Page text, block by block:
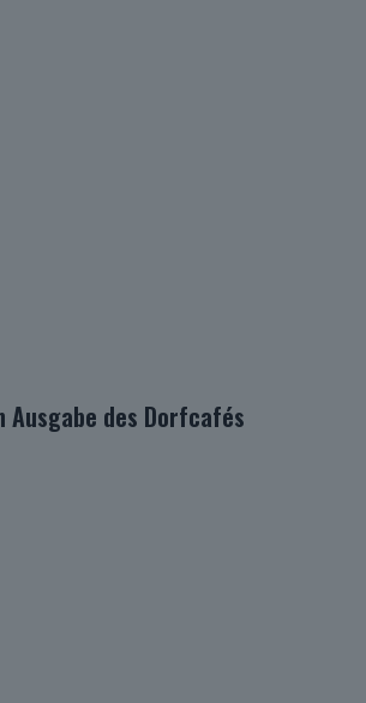
Ausgabe des Dorfcafés